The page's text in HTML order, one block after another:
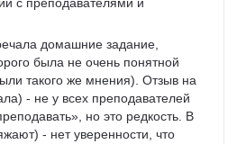
домашние задание,
была не очень понятной
такого же мнения). Отзыв на
- не у всех преподавателей
но это редкость. В
- нет уверенности, что